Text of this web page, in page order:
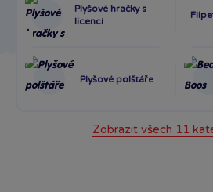
Plyšové hračky s
licencí
Plyšové polštáře
Zobrazit všech 11